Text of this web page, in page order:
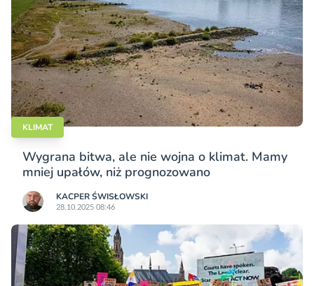
KLIMAT
Wygrana bitwa, ale nie wojna o klimat. Mamy
mniej upałów, niż prognozowano
KACPER ŚWISŁO­WSKI
28.10.2025 08:46